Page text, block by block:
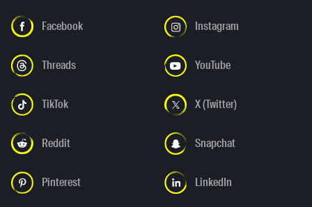
Facebook Instagram
Threads YouTube
TikTok X (Twitter)
Reddit Snapchat
Pinterest LinkedIn